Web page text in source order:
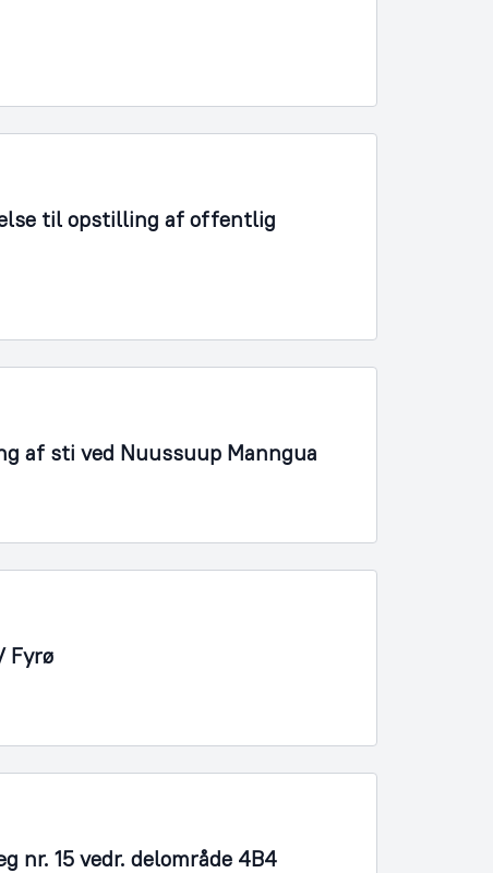
til opstilling af offentlig
af sti ved Nuussuup Manngua
Fyrø
15 vedr. delområde 4B4